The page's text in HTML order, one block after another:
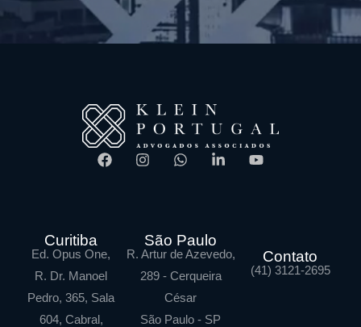
Curitiba
Ed. Opus One,
R. Dr. Manoel
Pedro, 365, Sala
604, Cabral,
São Paulo
R. Artur de Azevedo,
289 - Cerqueira
César
São Paulo - SP
Contato
(41) 3121-2695